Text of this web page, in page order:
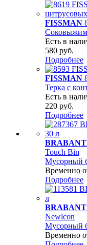
FISSMAN
Есть в
580 руб.
Подробнее
FISSMAN
Терка с
Есть в
220 руб.
Подробнее
Touch Bin
Мусорный
Временно
Подробнее
Newlcon
Мусорный
Временно